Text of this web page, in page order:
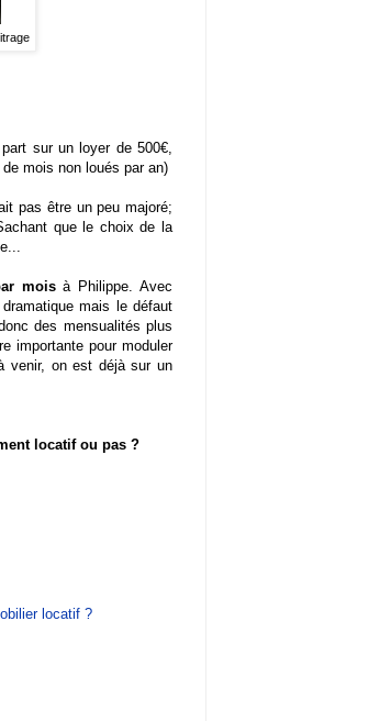
sur un loyer de 500€,
mois non loués par an)
pas être un peu majoré;
que le choix de la
moisà Philippe. Avec
mais le défaut
des mensualités plus
importante pour moduler
venir, on est déjà sur un
locatif ou pas ?
locatif ?